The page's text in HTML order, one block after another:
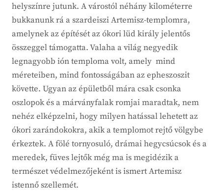
helyszínre jutunk. A várostól néhány kilométerre
bukkanunk rá a szardeiszi Artemisz-templomra,
amelynek az építését az ókori lüd király jelentős
összeggel támogatta. Valaha a világ negyedik
legnagyobb ión temploma volt, amely mind
méreteiben, mind fontosságában az epheszoszit
követte. Ugyan az épületből mára csak csonka
oszlopok és a márványfalak romjai maradtak, nem
nehéz elképzelni, hogy milyen hatással lehetett az
ókori zarándokokra, akik a templomot rejtő völgybe
érkeztek. A fölé tornyosuló, drámai hegycsúcsok és a
meredek, füves lejtők még ma is megidézik a
természet védelmezőjeként is ismert Artemisz
istennő szellemét.